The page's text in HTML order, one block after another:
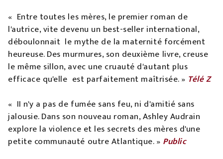
« Entre toutes les mères, le premier roman de
l'autrice, vite devenu un best-seller international,
déboulonnait le mythe de la maternité forcément
heureuse. Des murmures, son deuxième livre, creuse
le même sillon, avec une cruauté d'autant plus
efficace qu'elle est parfaitement maîtrisée. » Télé Z
« II n'y a pas de fumée sans feu, ni d'amitié sans
jalousie. Dans son nouveau roman, Ashley Audrain
explore la violence et les secrets des mères d'une
petite communauté outre Atlantique. » Public